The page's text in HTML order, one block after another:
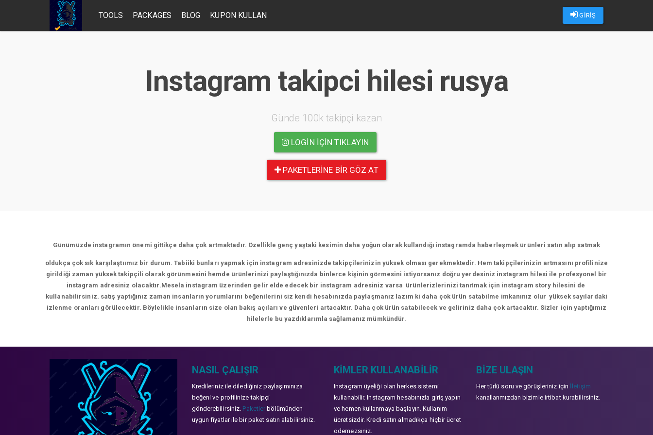
GİRİŞ
TOOLS PACKAGES BLOG KUPON KULLAN
Instagram takipci hilesi rusya
Günde 100k takipçi kazan
LOGIN IÇIN TIKLAYIN
PAKETLERINE BIR GÖZ AT
Günümüzde instagramın önemi gittikçe daha çok artmaktadır. Özellikle genç yaştaki kesimin daha yoğun olarak kullandığı instagramda haberleşmek ürünleri satın alıp satmak
oldukça çok sık karşılaştıımız bir durum. Tabiiki bunları yapmak için instagram adresinizde takipçilerinizin yüksek olması gerekmektedir. Hem takipçilerinizin artmasını profilinize
girildiği zaman yüksek takipçili olarak görünmesini hemde ürünlerinizi paylaştığınızda binlerce kişinin görmesini istiyorsanız doğru yerdesiniz instagram hilesi ile profesyonel bir
instagram adresiniz olacaktır.Mesela instagram üzerinden gelir elde edecek bir instagram adresiniz varsa ürünlerizlerinizi tanıtmak için instagram story hilesini de
kullanabilirsiniz. satış yaptığınız zaman insanların yorumlarını beğenilerini siz kendi hesabınızda paylaşmanız lazım ki daha çok ürün satabilme imkanınız olur yüksek sayılardaki
izlenme oranları görülecektir. Böylelikle insanların size olan bakış açıları ve güvenleri artacaktır. Daha çok ürün satabilecek ve geliriniz daha çok artacaktır. Sizler için yaptığımız
hilelerle bu yazdıklarımla sağlamanız mümkündür.
NASIL ÇALIŞIR
Kredileriniz ile dilediğiniz paylaşımınıza
beğeni ve profilinize takipçi
gönderebilirsiniz. Paketler bölümünden
uygun fiyatlar ile bir paket satın alabilirsiniz.
KIMLER KULLANABILIR
Instagram üyeliği olan herkes sistemi
kullanabilir. Instagram hesabınızla giriş yapın
ve hemen kullanmaya başlayın. Kullanım
ücretsizdir. Kredi satın almadıkça hiçbir ücret
ödemezsiniz.
BIZE ULAŞIN
Her türlü soru ve görüşleriniz için İletişim
kanallarımızdan bizimle irtibat kurabilirsiniz.